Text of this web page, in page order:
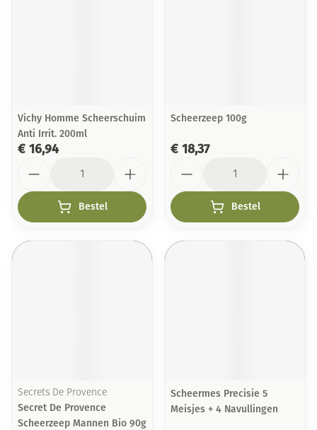
Vichy Homme Scheerschuim
Anti Irrit. 200ml
€ 16,94
Bestel
Scheerzeep 100g
€ 18,37
Bestel
Secrets De Provence
Secret De Provence
Scheerzeep Mannen Bio 90g
Scheermes Precisie 5
Meisjes + 4 Navullingen